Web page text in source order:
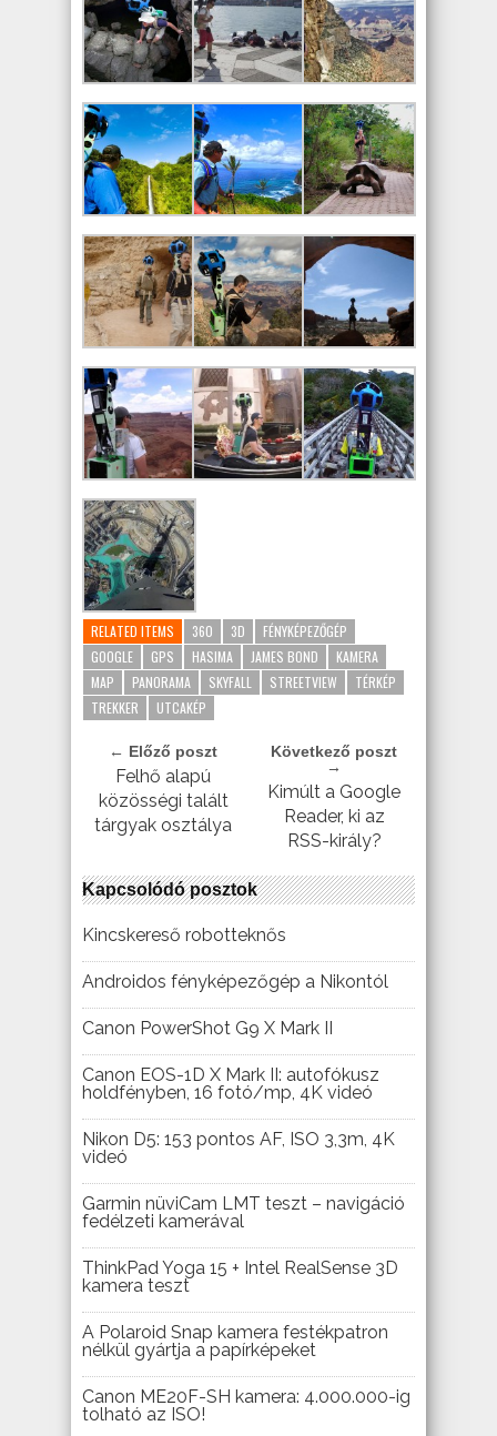
RELATED ITEMS 360 3D
FÉNYKÉPEZŐGÉP
GOOGLE
GPS HASIMA JAMES BOND
KAMERA
MAP
PANORAMA SKYFALL STREETVIEW
TÉRKÉP
TREKKER
UTCAKÉP
← Előző poszt
Felhő alapú
közösségi talált
tárgyak osztálya
Következő poszt
→
Kimúlt a Google
Reader, ki az
RSS-király?
Kapcsolódó posztok
Kincskereső robotteknős
Androidos fényképezőgép a Nikontól
Canon PowerShot G9 X Mark II
Canon EOS-1D X Mark II: autofókusz
holdfényben, 16 fotó/mp, 4K videó
Nikon D5: 153 pontos AF, ISO 3,3m, 4K
videó
Garmin nüviCam LMT teszt – navigáció
fedélzeti kamerával
ThinkPad Yoga 15 + Intel RealSense 3D
kamera teszt
A Polaroid Snap kamera festékpatron
nélkül gyártja a papírképeket
Canon ME20F-SH kamera: 4.000.000-ig
tolható az ISO!